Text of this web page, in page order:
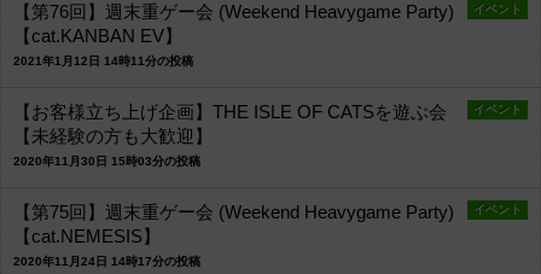
イベント
【第76回】週末重ゲー会 (Weekend Heavygame Party)
【cat.KANBAN EV】
2021年1月12日 14時11分の投稿
イベント
【お客様立ち上げ企画】THE ISLE OF CATSを遊ぶ会
【未経験の方も大歓迎】
2020年11月30日 15時03分の投稿
イベント
【第75回】週末重ゲー会 (Weekend Heavygame Party)
【cat.NEMESIS】
2020年11月24日 14時17分の投稿